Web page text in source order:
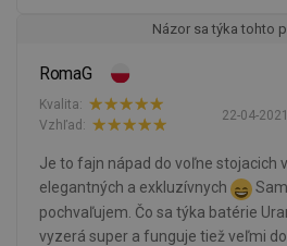
Názor sa týka tohto
RomaG
22-04-2021
Kvalita:
Vzhľad:
Je to fajn nápad do voľne stojacich
elegantných a exkluzívnych
pochvaľujem. Čo sa týka batérie
vyzerá super a funguje tiež veľmi